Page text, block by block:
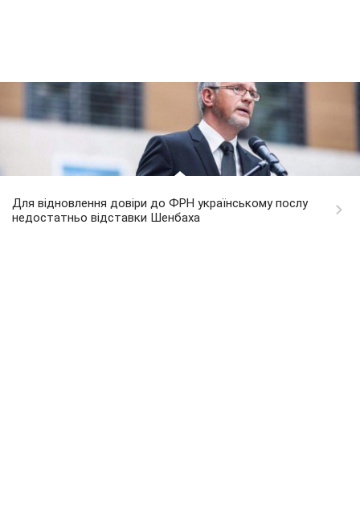
Для відновлення довіри до ФРН українському послу
недостатньо відставки Шенбаха